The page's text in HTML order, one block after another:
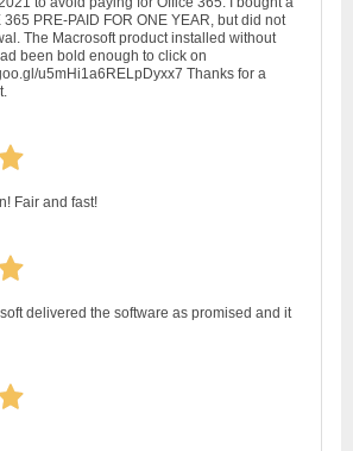
365 PRE-PAID FOR ONE YEAR, but did not
The Macrosoft product installed without
been bold enough to click on
u5mHi1a6RELpDyxx7 Thanks for a
Fair and fast!
delivered the software as promised and it